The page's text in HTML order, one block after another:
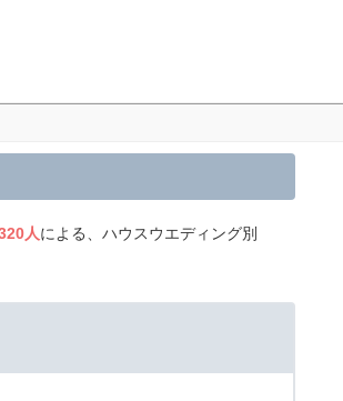
人による、ハウスウエディング別